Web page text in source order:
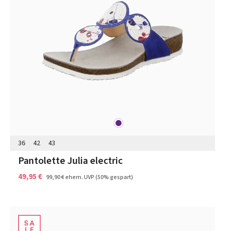
lila
36 42 43
Pantolette Julia electric
49,95 € 99,90 €ehem. UVP(50% gespart)